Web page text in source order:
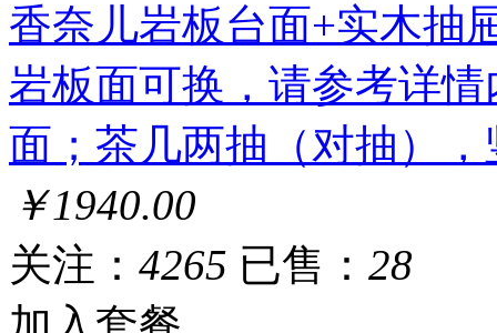
香奈儿岩板台面+实木抽
岩板面可换，请参考详
面；茶几两抽（对抽）
￥1940.00
关注： 4265 已售： 28